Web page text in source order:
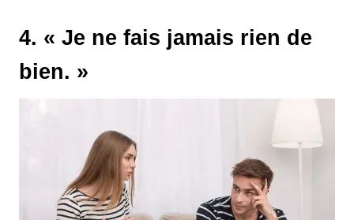
4. « Je ne fais jamais rien de
bien. »